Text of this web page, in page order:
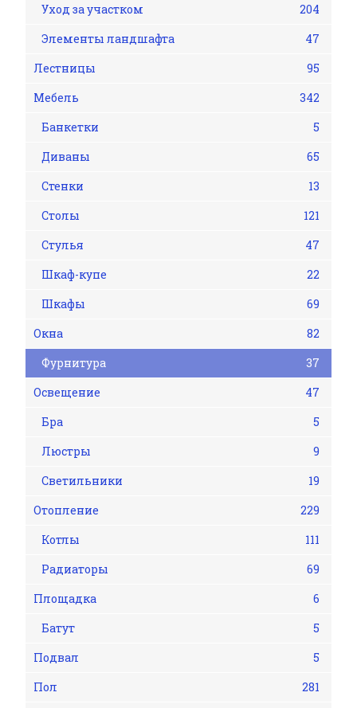
Уход за участком
204
Элементы ландшафта
47
Лестницы
95
Мебель
342
Банкетки
5
Диваны
65
Стенки
13
Столы
121
Стулья
47
Шкаф-купе
22
Шкафы
69
Окна
82
Фурнитура
37
Освещение
47
Бра
5
Люстры
9
Светильники
19
Отопление
229
Котлы
111
Радиаторы
69
Площадка
6
Батут
5
Подвал
5
Пол
281